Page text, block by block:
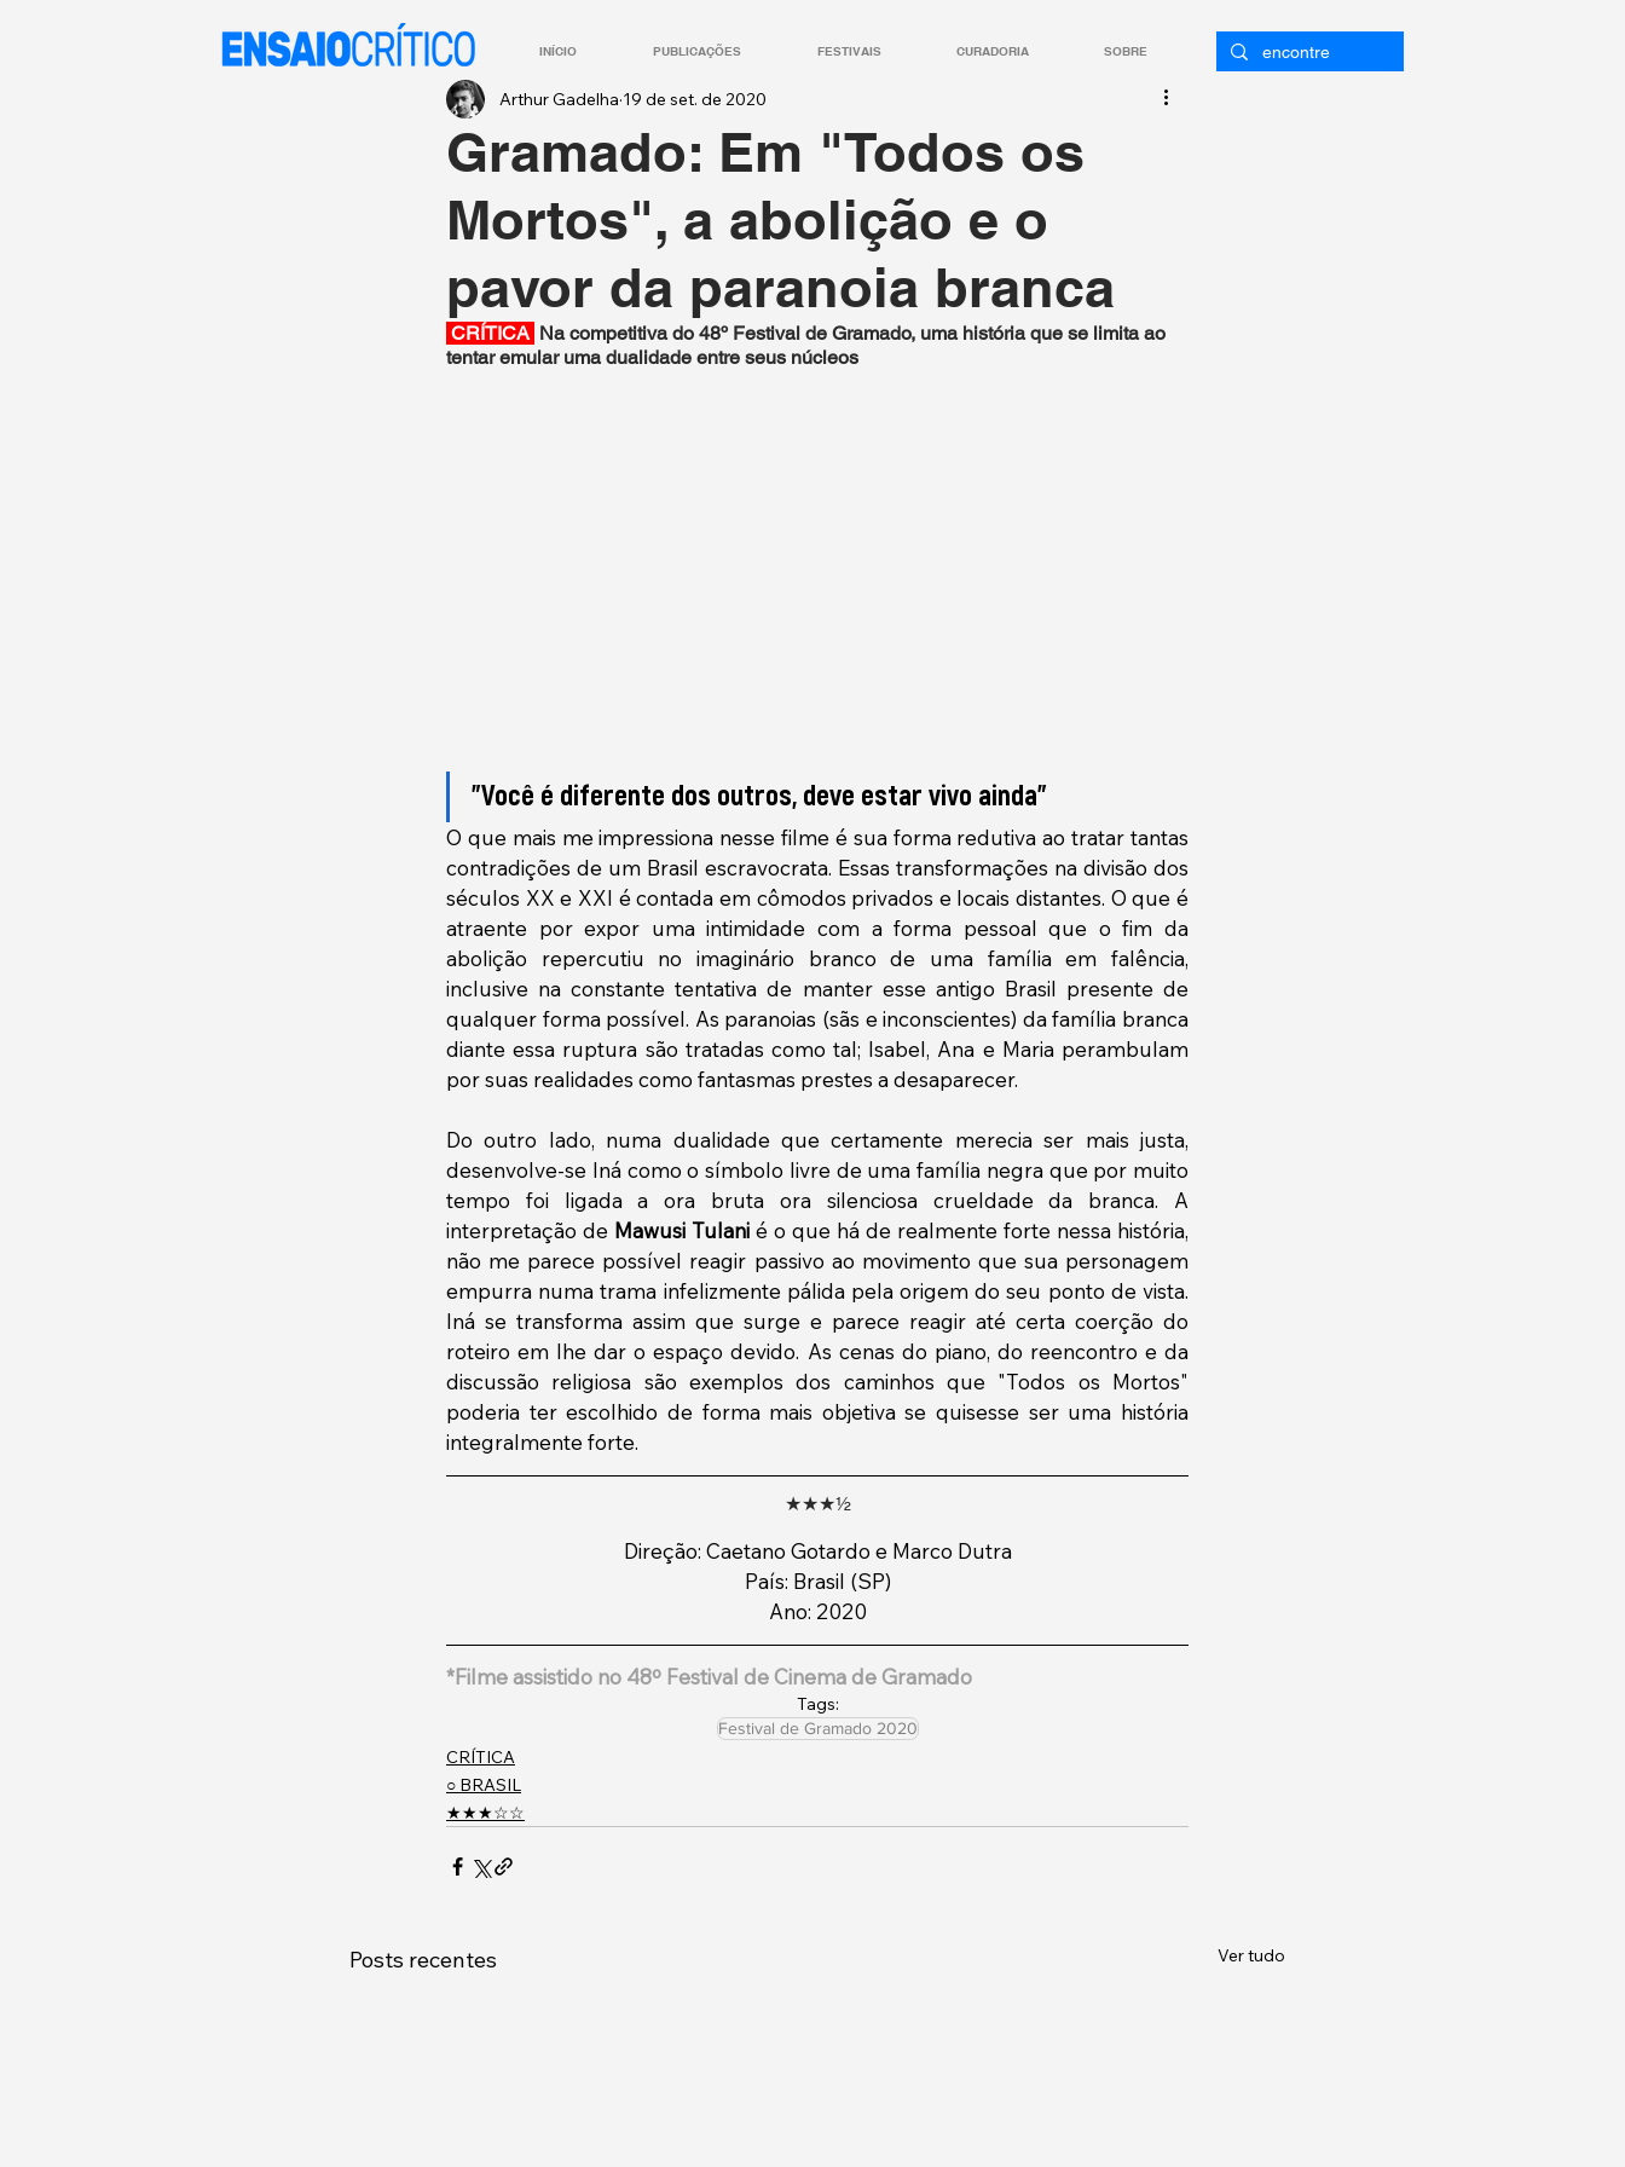
INÍCIO PUBLICAÇÕES FESTIVAIS CURADORIA SOBRE
Gramado: Em "Todos os
Mortos", a abolição e o
pavor da paranoia branca
Arthur Gadelha 19 de set. de 2020
CRÍTICA Na competitiva do 48º Festival de Gramado, uma história que se limita ao
tentar emular uma dualidade entre seus núcleos
"Você é diferente dos outros, deve estar vivo ainda"
O que mais me impressiona nesse filme é sua forma redutiva ao tratar tantas
contradições de um Brasil escravocrata. Essas transformações na divisão dos
séculos XX e XXI é contada em cômodos privados e locais distantes. O que é
atraente por expor uma intimidade com a forma pessoal que o fim da
abolição repercutiu no imaginário branco de uma família em falência,
inclusive na constante tentativa de manter esse antigo Brasil presente de
qualquer forma possível. As paranoias (sãs e inconscientes) da família branca
diante essa ruptura são tratadas como tal; Isabel, Ana e Maria perambulam
por suas realidades como fantasmas prestes a desaparecer.
Do outro lado, numa dualidade que certamente merecia ser mais justa,
desenvolve-se Iná como o símbolo livre de uma família negra que por muito
tempo foi ligada a ora bruta ora silenciosa crueldade da branca. A
interpretação de Mawusi Tulani é o que há de realmente forte nessa história,
não me parece possível reagir passivo ao movimento que sua personagem
empurra numa trama infelizmente pálida pela origem do seu ponto de vista.
Iná se transforma assim que surge e parece reagir até certa coerção do
roteiro em lhe dar o espaço devido. As cenas do piano, do reencontro e da
discussão religiosa são exemplos dos caminhos que "Todos os Mortos"
poderia ter escolhido de forma mais objetiva se quisesse ser uma história
integralmente forte.
★★★½
Direção: Caetano Gotardo e Marco Dutra
País: Brasil (SP)
Ano: 2020
*Filme assistido no 48º Festival de Cinema de Gramado
Tags:
Festival de Gramado 2020
CRÍTICA
○ BRASIL
★★★☆☆
Posts recentes Ver tudo